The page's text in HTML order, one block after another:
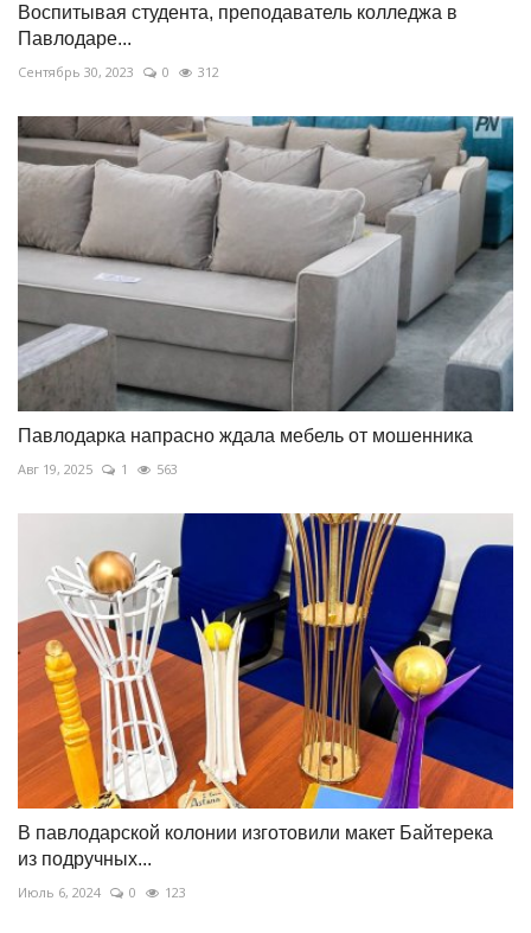
Воспитывая студента, преподаватель колледжа в
Павлодаре...
Сентябрь 30, 2023 0 312
Павлодарка напрасно ждала мебель от мошенника
Авг 19, 2025 1 563
В павлодарской колонии изготовили макет Байтерека
из подручных...
Июль 6, 2024 0 123